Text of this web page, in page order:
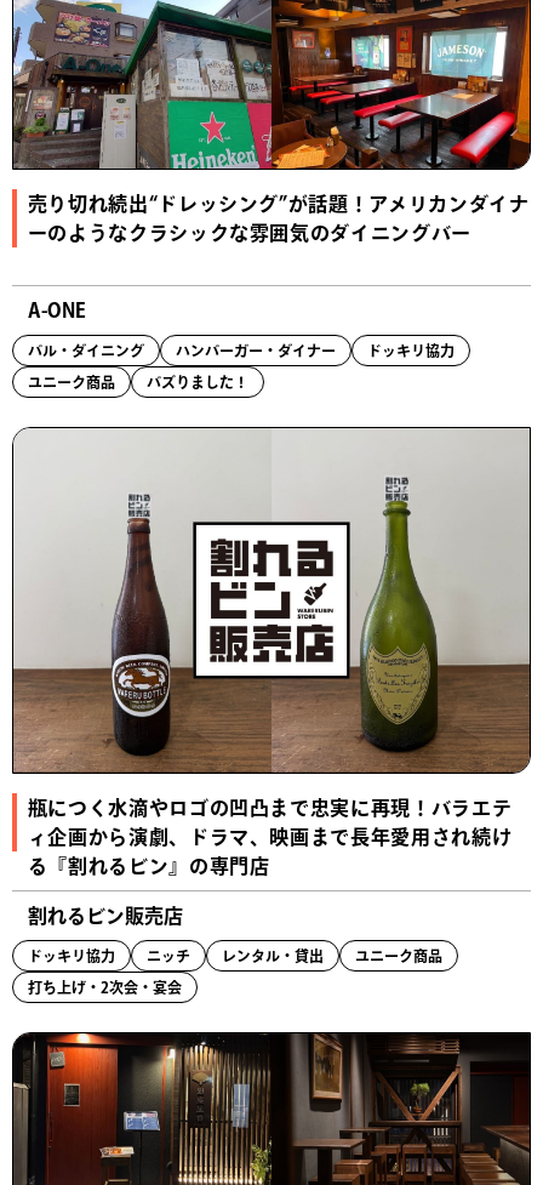
売り切れ続出“ドレッシング”が話題！アメリカンダイナ
ーのようなクラシックな雰囲気のダイニングバー
A-ONE
バル・ダイニング ハンバーガー・ダイナー ドッキリ協力
ユニーク商品 バズりました！
瓶につく水滴やロゴの凹凸まで忠実に再現！バラエテ
ィ企画から演劇、ドラマ、映画まで長年愛用され続け
る『割れるビン』の専門店
割れるビン販売店
ドッキリ協力 ニッチ レンタル・貸出 ユニーク商品
打ち上げ・2次会・宴会